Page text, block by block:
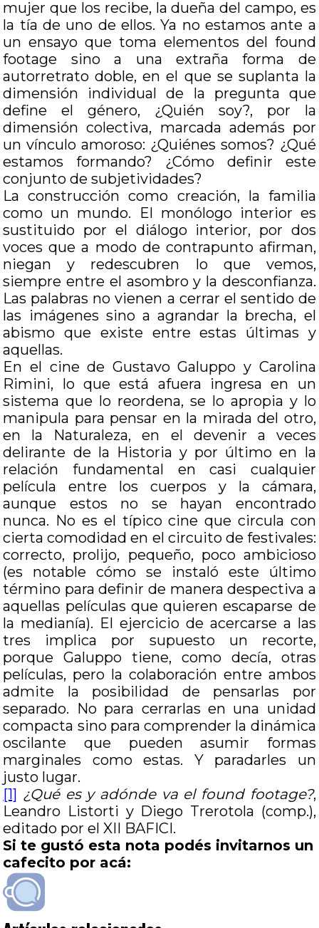
mujer que los recibe, la dueña del campo, es
la tía de uno de ellos. Ya no estamos ante a
un ensayo que toma elementos del found
footage sino a una extraña forma de
autorretrato doble, en el que se suplanta la
dimensión individual de la pregunta que
define el género, ¿Quién soy?, por la
dimensión colectiva, marcada además por
un vínculo amoroso: ¿Quiénes somos? ¿Qué
estamos formando? ¿Cómo definir este
conjunto de subjetividades?
La construcción como creación, la familia
como un mundo. El monólogo interior es
sustituido por el diálogo interior, por dos
voces que a modo de contrapunto afirman,
niegan y redescubren lo que vemos,
siempre entre el asombro y la desconfianza.
Las palabras no vienen a cerrar el sentido de
las imágenes sino a agrandar la brecha, el
abismo que existe entre estas últimas y
aquellas.
En el cine de Gustavo Galuppo y Carolina
Rimini, lo que está afuera ingresa en un
sistema que lo reordena, se lo apropia y lo
manipula para pensar en la mirada del otro,
en la Naturaleza, en el devenir a veces
delirante de la Historia y por último en la
relación fundamental en casi cualquier
película entre los cuerpos y la cámara,
aunque estos no se hayan encontrado
nunca. No es el típico cine que circula con
cierta comodidad en el circuito de festivales:
correcto, prolijo, pequeño, poco ambicioso
(es notable cómo se instaló este último
término para definir de manera despectiva a
aquellas películas que quieren escaparse de
la medianía). El ejercicio de acercarse a las
tres implica por supuesto un recorte,
porque Galuppo tiene, como decía, otras
películas, pero la colaboración entre ambos
admite la posibilidad de pensarlas por
separado. No para cerrarlas en una unidad
compacta sino para comprender la dinámica
oscilante que pueden asumir formas
marginales como estas. Y paradarles un
justo lugar.
[1] ¿Qué es y adónde va el found footage?,
Leandro Listorti y Diego Trerotola (comp.),
editado por el XII BAFICI.
Si te gustó esta nota podés invitarnos un
cafecito por acá: